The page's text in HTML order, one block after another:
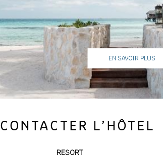
EN SAVOIR PLUS
CONTACTER L’HÔTEL
RESORT